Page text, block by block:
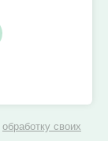
обработку своих